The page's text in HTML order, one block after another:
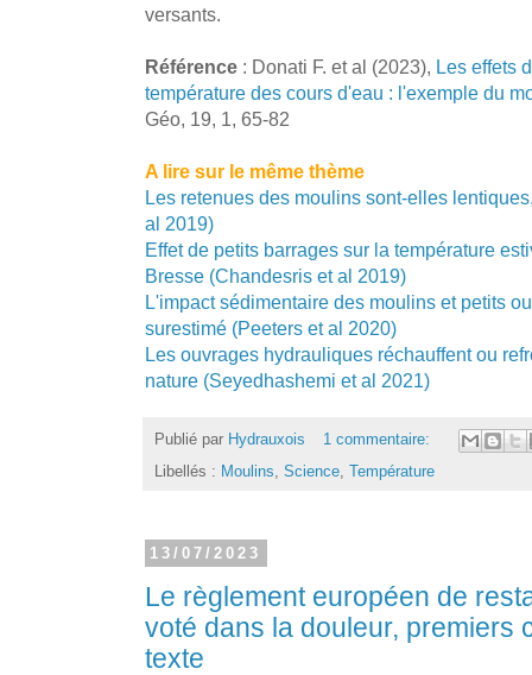
versants.
Référence : Donati F. et al (2023), Les effets
température des cours d'eau : l'exemple du
Géo, 19, 1, 65-82
A lire sur le même thème
Les retenues des moulins sont-elles
al 2019)
Effet de petits barrages sur la température
Bresse (Chandesris et al 2019)
L'impact sédimentaire des moulins et petits
surestimé (Peeters et al 2020)
Les ouvrages hydrauliques réchauffent ou
nature (Seyedhashemi et al 2021)
Publié par Hydrauxois
1 commentaire:
Libellés : Moulins, Science, Température
13/07/2023
Le règlement européen de
voté dans la douleur, premiers
texte